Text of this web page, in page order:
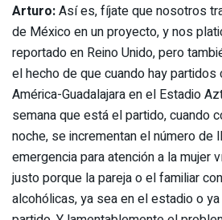
Arturo:Así es, fíjate que nosotros
de México en un proyecto, y nos
reportado en Reino Unido, pero
el hecho de que cuando hay
América-Guadalajara en el Estadio
semana que está el partido, cuando
noche, se incrementan el número de
emergencia para atención a la mujer
justo porque la pareja o el familiar
alcohólicas, ya sea en el estadio o